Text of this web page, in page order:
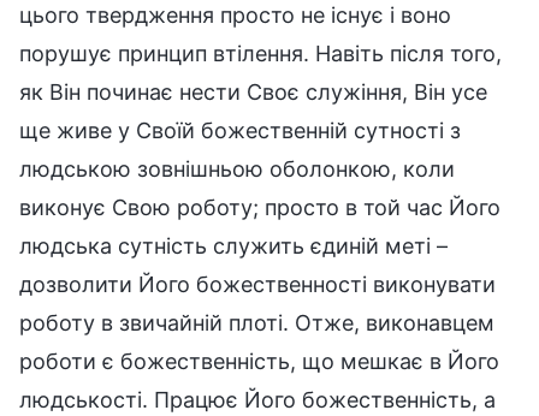
цього твердження просто не існує і воно
порушує принцип втілення. Навіть після того,
як Він починає нести Своє служіння, Він усе
ще живе у Своїй божественній сутності з
людською зовнішньою оболонкою, коли
виконує Свою роботу; просто в той час Його
людська сутність служить єдиній меті –
дозволити Його божественності виконувати
роботу в звичайній плоті. Отже, виконавцем
роботи є божественність, що мешкає в Його
людськості. Працює Його божественність, а